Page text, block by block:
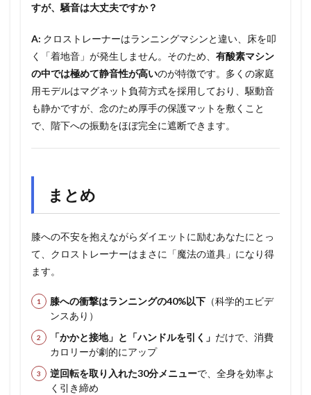
すが、騒音は大丈夫ですか？
A: クロストレーナーはランニングマシンと違い、床を叩
く「着地音」が発生しません。そのため、 有酸素マシン
の中では極めて静音性が高いのが特徴です。多くの家庭
用モデルはマグネット負荷方式を採用しており、駆動音
も静かですが、念のため厚手の保護マットを敷くこと
で、階下への振動をほぼ完全に遮断できます。
まとめ
膝への不安を抱えながらダイエットに励むあなたにとっ
て、クロストレーナーはまさに「魔法の道具」になり得
ます。
膝への衝撃はランニングの40%以下 （科学的エビデ
ンスあり）
「かかと接地」と「ハンドルを引く」 だけで、消費
カロリーが劇的にアップ
逆回転を取り入れた30分メニューで、全身を効率よ
く引き締め